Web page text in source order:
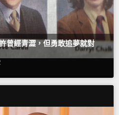
曾經青澀，但勇敢追夢就對